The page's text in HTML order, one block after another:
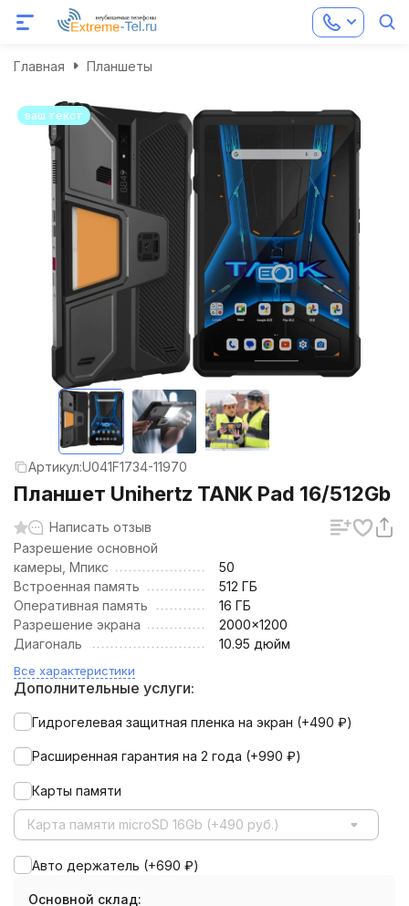
Главная Планшеты
ваш текст
Артикул:U041F1734-11970
Планшет Unihertz TANK Pad 16/512Gb
Написать отзыв
Разрешение основной
камеры, Мпикс
50
Встроенная память
512 ГБ
Оперативная память
16 ГБ
Разрешение экрана
2000x1200
Диагональ
10.95 дюйм
Все характеристики
Дополнительные услуги:
Гидрогелевая защитная пленка на экран (+490 ₽)
Расширенная гарантия на 2 года (+990 ₽)
Карты памяти
Карта памяти microSD 16Gb (+490 руб.)
Авто держатель (+690 ₽)
Основной склад: